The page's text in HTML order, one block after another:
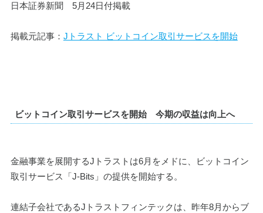
日本証券新聞　5月24日付掲載
掲載元記事： Jトラスト ビットコイン取引サービスを開始
ビットコイン取引サービスを開始　今期の収益は向上へ
金融事業を展開するJトラストは6月をメドに、ビットコイン
取引サービス「J-Bits」の提供を開始する。
連結子会社であるJトラストフィンテックは、昨年8月からブ